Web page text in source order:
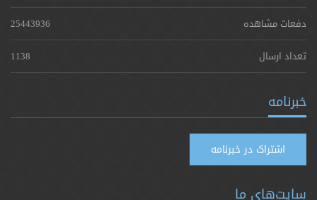
دفعات مشاهده
25443936
تعداد ارسال
1138
خبرنامه
اشتراک در خبرنامه
سایت‌های ما